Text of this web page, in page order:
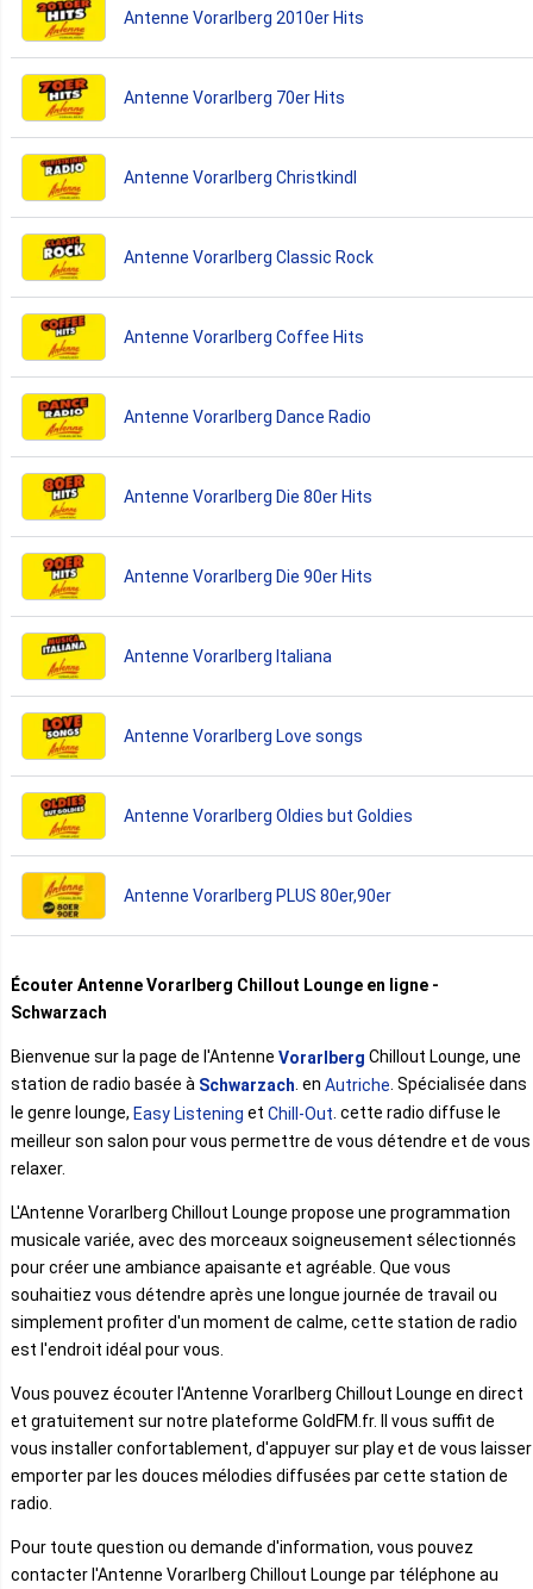
Antenne Vorarlberg 2010er Hits
Antenne Vorarlberg 70er Hits
Antenne Vorarlberg Christkindl
Antenne Vorarlberg Classic Rock
Antenne Vorarlberg Coffee Hits
Antenne Vorarlberg Dance Radio
Antenne Vorarlberg Die 80er Hits
Antenne Vorarlberg Die 90er Hits
Antenne Vorarlberg Italiana
Antenne Vorarlberg Love songs
Antenne Vorarlberg Oldies but Goldies
Antenne Vorarlberg PLUS 80er,90er
Écouter Antenne Vorarlberg Chillout Lounge en ligne -
Schwarzach
Bienvenue sur la page de l'Antenne Vorarlberg Chillout Lounge, une
station de radio basée à Schwarzach. en Autriche. Spécialisée dans
le genre lounge, Easy Listening et Chill-Out . cette radio diffuse le
meilleur son salon pour vous permettre de vous détendre et de vous
relaxer.
L'Antenne Vorarlberg Chillout Lounge propose une programmation
musicale variée, avec des morceaux soigneusement sélectionnés
pour créer une ambiance apaisante et agréable. Que vous
souhaitiez vous détendre après une longue journée de travail ou
simplement profiter d'un moment de calme, cette station de radio
est l'endroit idéal pour vous.
Vous pouvez écouter l'Antenne Vorarlberg Chillout Lounge en direct
et gratuitement sur notre plateforme GoldFM.fr. Il vous suffit de
vous installer confortablement, d'appuyer sur play et de vous laisser
emporter par les douces mélodies diffusées par cette station de
radio.
Pour toute question ou demande d'information, vous pouvez
contacter l'Antenne Vorarlberg Chillout Lounge par téléphone au